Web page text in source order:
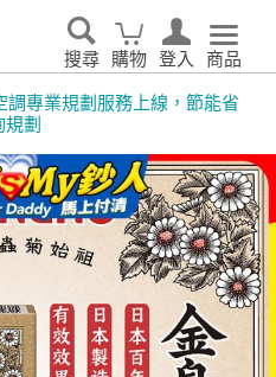
搜尋 購物 登入 商品
調專業規劃服務上線，節能省
劃